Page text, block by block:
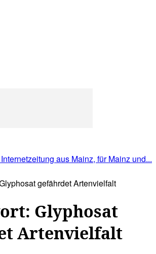
gefährdet Artenvielfalt
Glyphosat
Artenvielfalt